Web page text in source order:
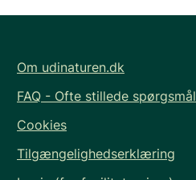
Om udinaturen.dk
FAQ - Ofte stillede spørgsmål
Cookies
Tilgængelighedserklæring